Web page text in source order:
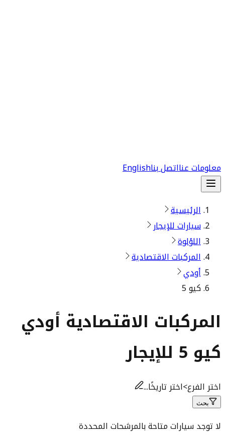
معلومات عنااتصل بناEnglish
الرئيسية
سيارات للإيجار
اللؤلوة
المركبات الاقتصادية
أودي
كيو 5
المركبات الاقتصادية أودي
كيو 5 للإيجار
اختر الفرع>اختر تاريخًا...
بحث
لا توجد سيارات متاحة بالمرشحات المحددة